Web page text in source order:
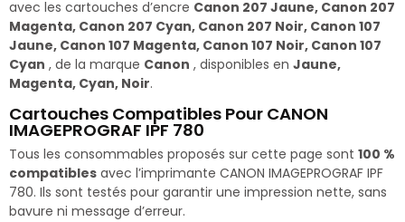
avec les cartouches d’encre Canon 207 Jaune, Canon 207
Magenta, Canon 207 Cyan, Canon 207 Noir, Canon 107
Jaune, Canon 107 Magenta, Canon 107 Noir, Canon 107
Cyan , de la marque Canon , disponibles en Jaune,
Magenta, Cyan, Noir.
Cartouches Compatibles Pour CANON
IMAGEPROGRAF IPF 780
Tous les consommables proposés sur cette page sont 100 %
compatibles avec l’imprimante CANON IMAGEPROGRAF IPF
780. Ils sont testés pour garantir une impression nette, sans
bavure ni message d’erreur.